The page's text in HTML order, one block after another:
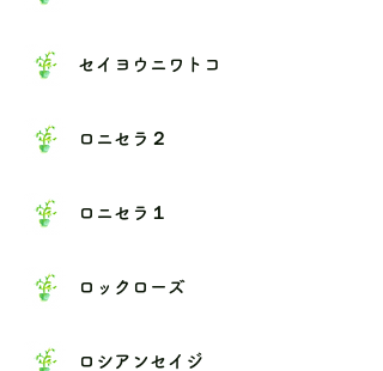
セイヨウニワトコ
ロニセラ２
ロニセラ１
ロックローズ
ロシアンセイジ